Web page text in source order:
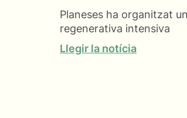
Planeses ha organitzat
regenerativa intensiva
Llegir la notícia